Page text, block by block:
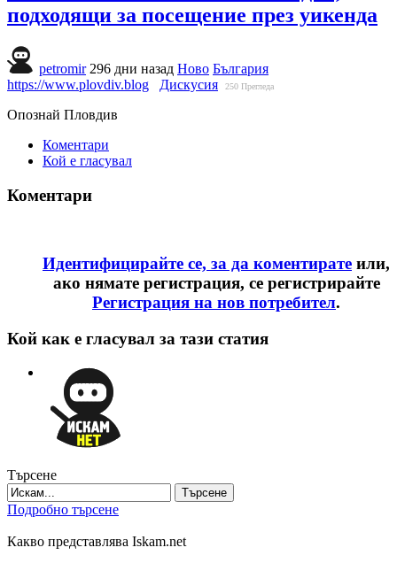
подходящи за посещение през уикенда
petromir 296 дни назад Ново България
https://www.plovdiv.blog
Дискусия 250 Прегледа
Опознай Пловдив
Коментари
Кой е гласувал
Коментари
Идентифицирайте се, за да коментирате или,
ако нямате регистрация, се регистрирайте
Регистрация на нов потребител.
Кой как е гласувал за тази статия
Търсене
Търсене
Подробно търсене
Какво представлява Iskam.net